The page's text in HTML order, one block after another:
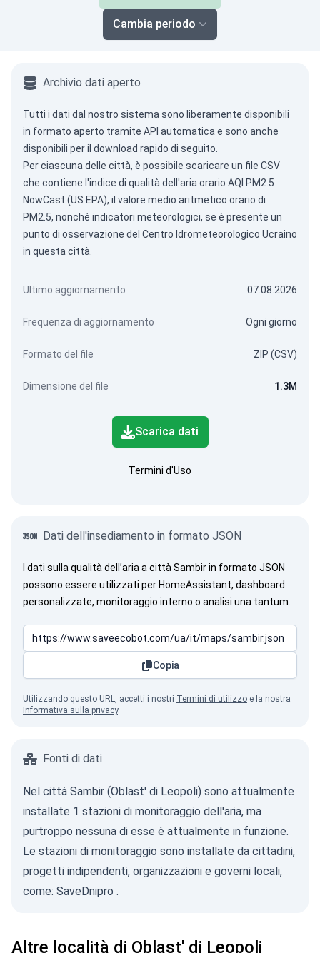
Cambia periodo
Archivio dati aperto
Tutti i dati dal nostro sistema sono liberamente disponibili
in formato aperto tramite API automatica e sono anche
disponibili per il download rapido di seguito.
Per ciascuna delle città, è possibile scaricare un file CSV
che contiene l'indice di qualità dell'aria orario AQI PM2.5
NowCast (US EPA), il valore medio aritmetico orario di
PM2.5, nonché indicatori meteorologici, se è presente un
punto di osservazione del Centro Idrometeorologico Ucraino
in questa città.
Ultimo aggiornamento 07.08.2026
Frequenza di aggiornamento Ogni giorno
Formato del file ZIP (CSV)
Dimensione del file 1.3M
Scarica dati
Termini d'Uso
Dati dell'insediamento in formato JSON
I dati sulla qualità dell’aria a città Sambir in formato JSON
possono essere utilizzati per HomeAssistant, dashboard
personalizzate, monitoraggio interno o analisi una tantum.
Copia
Utilizzando questo URL, accetti i nostri Termini di utilizzo e la nostra
Informativa sulla privacy.
Fonti di dati
Nel città Sambir (Oblast' di Leopoli) sono attualmente
installate 1 stazioni di monitoraggio dell'aria, ma
purtroppo nessuna di esse è attualmente in funzione.
Le stazioni di monitoraggio sono installate da cittadini,
progetti indipendenti, organizzazioni e governi locali,
come: SaveDnipro .
Altre località di Oblast' di Leopoli